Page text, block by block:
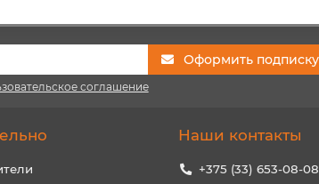
Оформить подписку
соглашение
Наши контакты
+375 (33) 653-08-08